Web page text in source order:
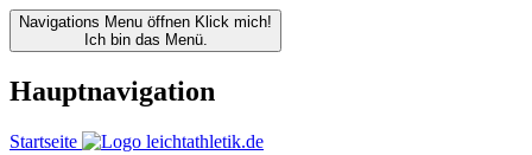
Navigations Menu öffnen Klick mich!
Ich bin das Menü.
Hauptnavigation
Startseite